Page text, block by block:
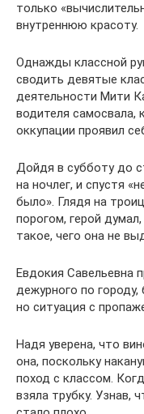
только
внутреннюю красоту.
Однажды классной
сводить девятые
деятельности Мити
водителя
оккупации проявил
Дойдя в субботу до
на ночлег, и спустя
было». Глядя на
порогом, герой
такое, чего она не
Евдокия Савельевна
дежурного по
но ситуация с
Надя уверена, что
она, поскольку
поход с классом.
взяла трубку. Узнав,